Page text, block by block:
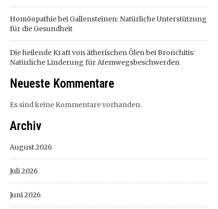
Homöopathie bei Gallensteinen: Natürliche Unterstützung
für die Gesundheit
Die heilende Kraft von ätherischen Ölen bei Bronchitis:
Natürliche Linderung für Atemwegsbeschwerden
Neueste Kommentare
Es sind keine Kommentare vorhanden.
Archiv
August 2026
Juli 2026
Juni 2026